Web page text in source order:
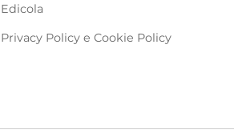
Edicola
Privacy Policy e Cookie Policy